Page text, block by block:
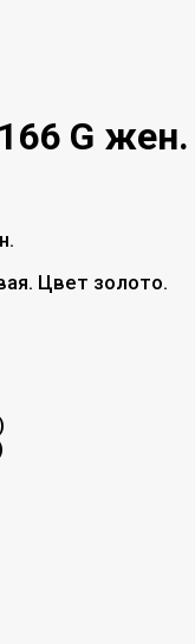
G жен.
Цвет золото.